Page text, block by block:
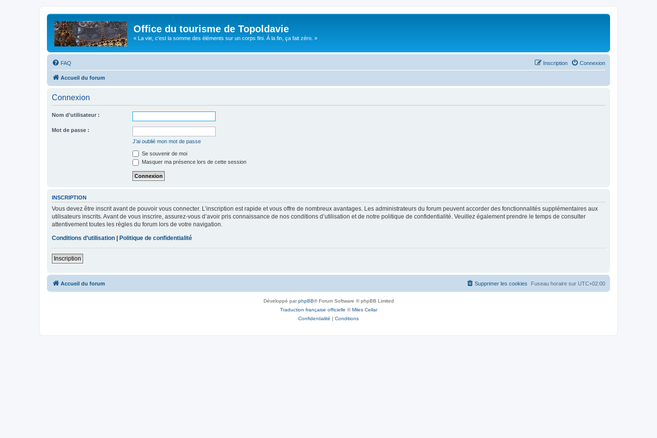
Office du tourisme de Topoldavie
« La vie, c'est la somme des éléments sur un corps fini. À la fin, ça fait zéro. »
FAQ Connexion
Inscription
Accueil du forum
Connexion
Nom d’utilisateur :
Mot de passe :
J’ai oublié mon mot de passe
Se souvenir de moi
Masquer ma présence lors de cette session
INSCRIPTION
Vous devez être inscrit avant de pouvoir vous connecter. L’inscription est rapide et vous offre de nombreux avantages. Les administrateurs du forum peuvent accorder des fonctionnalités supplémentaires aux
utilisateurs inscrits. Avant de vous inscrire, assurez-vous d’avoir pris connaissance de nos conditions d’utilisation et de notre politique de confidentialité. Veuillez également prendre le temps de consulter
attentivement toutes les règles du forum lors de votre navigation.
Conditions d’utilisation
Politique de confidentialité
Inscription
Accueil du forum Fuseau horaire sur UTC+02:00
Supprimer les cookies
Développé parphpBB® Forum Software © phpBB Limited
Traduction française officielle ©Miles Cellar
Confidentialité | Conditions